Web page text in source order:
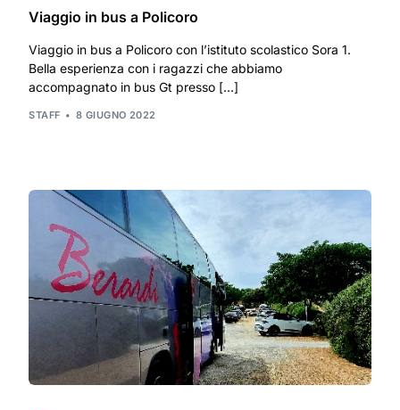
Viaggio in bus a Policoro
Viaggio in bus a Policoro con l’istituto scolastico Sora 1.
Bella esperienza con i ragazzi che abbiamo
accompagnato in bus Gt presso […]
STAFF 8 GIUGNO 2022